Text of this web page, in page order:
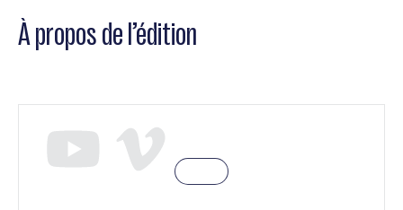
À propos de l’édition